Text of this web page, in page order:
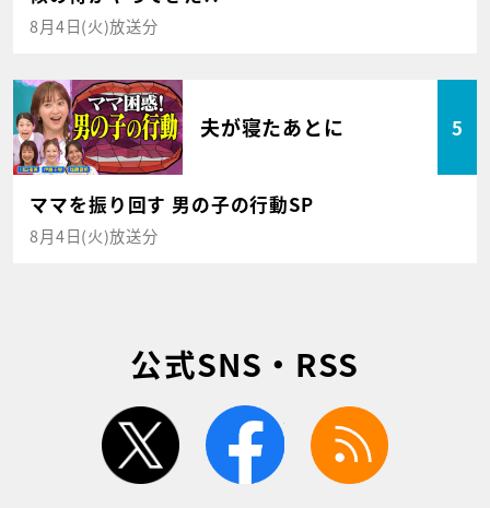
8月4日(火)放送分
夫が寝たあとに 5
ママを振り回す 男の子の行動SP
8月4日(火)放送分
公式SNS・RSS
twitter facebook